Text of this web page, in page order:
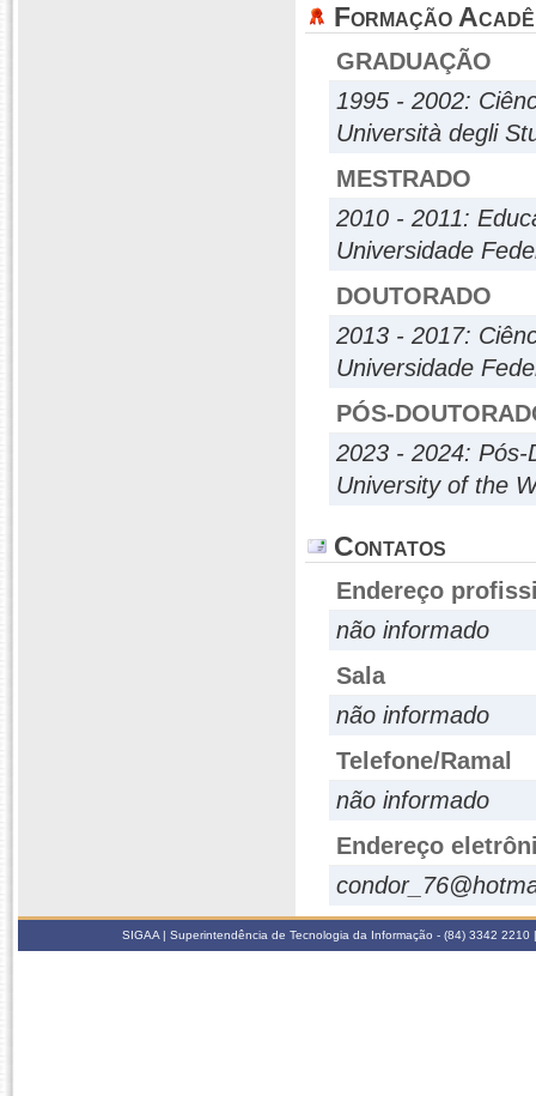
Formação
GRADUAÇÃO
1995 - 2002:
Università degli
MESTRADO
2010 - 2011:
Universidade
DOUTORADO
2013 - 2017:
Universidade
PÓS-
2023 - 2024: Pós-
University of the
Contatos
Endereço
não informado
Sala
não informado
Telefone/Ramal
não informado
Endereço
SIGAA | Superintendência de Tecnologia da Informação - (84) 3342